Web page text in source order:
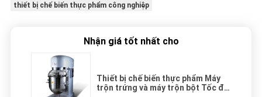
thiết bị chế biến thực phẩm công nghiệp
Nhận giá tốt nhất cho
Thiết bị chế biến thực phẩm Máy
trộn trứng và máy trộn bột Tốc độ